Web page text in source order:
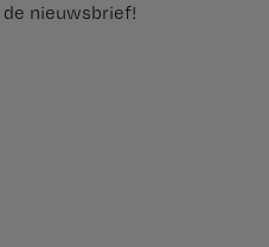
de nieuwsbrief!